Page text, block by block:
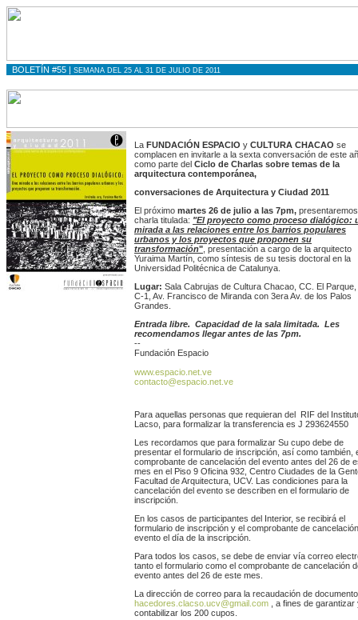
BOLETÍN #55 | SEMANA DEL 25 AL 31 DE JULIO DE 2011
La FUNDACIÓN ESPACIO y CULTURA CHACAO se
complacen en invitarle a la sexta conversación de este
como parte del Ciclo de Charlas sobre temas de la
arquitectura contemporánea,
conversaciones de Arquitectura y Ciudad 2011
El próximo martes 26 de julio a las 7pm,
charla titulada: "El proyecto como proceso dialógico:
mirada a las relaciones entre los barrios populares
urbanos y los proyectos que proponen su
transformación" , presentación a cargo de la arquitecto
Yuraima Martín, como síntesis de su tesis doctoral en la
Universidad Politécnica de Catalunya.
Lugar: Sala Cabrujas de Cultura Chacao, CC. El Parque,
C-1, Av. Francisco de Miranda con 3era Av. de los Palos
Grandes.
Entrada libre. Capacidad de la sala limitada. Les
recomendamos llegar antes de las 7pm.
--
Fundación Espacio
www.espacio.net.ve
contacto@espacio.net.ve
Para aquellas personas que requieran del RIF del
Lacso, para formalizar la transferencia es J 293624550
Les recordamos que para formalizar Su cupo debe de
presentar el formulario de inscripción, así como también,
comprobante de cancelación del evento antes del 26 de
mes en el Piso 9 Oficina 932, Centro Ciudades de la
Facultad de Arquitectura, UCV. Las condiciones para la
cancelación del evento se describen en el formulario de
inscripción.
En los casos de participantes del Interior, se recibirá el
formulario de inscripción y el comprobante de
evento el día de la inscripción.
Para todos los casos, se debe de enviar vía correo
tanto el formulario como el comprobante de cancelación
evento antes del 26 de este mes.
La dirección de correo para la recaudación de
hacedores.clacso.ucv@gmail.com , a fines de garantizar
contabilizar los 200 cupos.